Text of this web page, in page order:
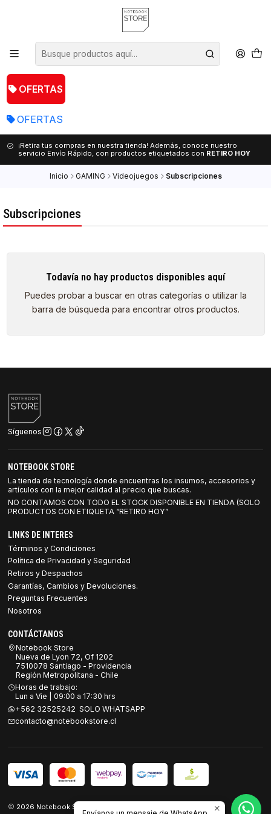
OFERTAS
OFERTAS
¡Retira tus compras en nuestra tienda! Además, conoce nuestro
servicio Envío Rápido, con productos etiquetados con RETIRO HOY
Inicio GAMING Videojuegos Subscripciones
Subscripciones
Todavía no hay productos disponibles aquí
Puedes probar a buscar en otras categorías o utilizar la
barra de búsqueda para encontrar otros productos.
Síguenos
NOTEBOOK STORE
La tienda de tecnología donde encuentras los insumos, accesorios y
artículos con la mejor calidad al precio que buscas.
NO CONTAMOS CON TODO EL STOCK DISPONIBLE EN TIENDA (SOLO
PRODUCTOS CON ETIQUETA “RETIRO HOY”
LINKS DE INTERES
Términos y Condiciones
Política de Privacidad y Seguridad
Retiros y Despachos
Garantías, Cambios y Devoluciones.
Preguntas Frecuentes
Nosotros
CONTÁCTANOS
Notebook Store
Nueva de Lyon 72, Of 1202
7510078 Santiago - Providencia
Región Metropolitana - Chile
Horas de trabajo:
Lun a Vie | 09:00 a 17:30 hrs
+562 32525242 SOLO WHATSAPP
contacto@notebookstore.cl
2026 Notebook Store.